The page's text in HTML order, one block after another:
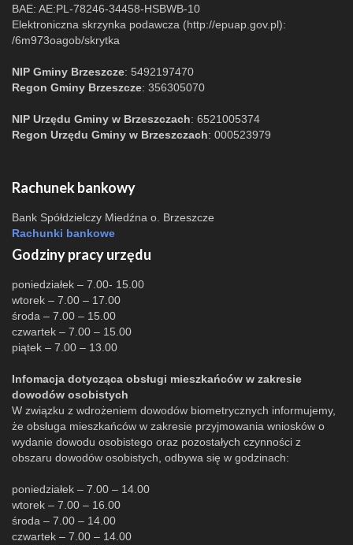
BAE: AE:PL-78246-34458-HSBWB-10
Elektroniczna skrzynka podawcza (http://epuap.gov.pl):
/6m973oagob/skrytka
NIP Gminy Brzeszcze: 5492197470
Regon Gminy Brzeszcze: 356305070
NIP Urzędu Gminy w Brzeszczach: 6521005374
Regon Urzędu Gminy w Brzeszczach: 000523979
Rachunek bankowy
Bank Spółdzielczy Miedźna o. Brzeszcze
Rachunki bankowe
Godziny pracy urzędu
poniedziałek – 7.00- 15.00
wtorek – 7.00 – 17.00
środa – 7.00 – 15.00
czwartek – 7.00 – 15.00
piątek – 7.00 – 13.00
Infomacja dotycząca obsługi mieszkańców w zakresie
dowodów osobistych
W związku z wdrożeniem dowodów biometrycznych informujemy,
że obsługa mieszkańców w zakresie przyjmowania wniosków o
wydanie dowodu osobistego oraz pozostałych czynności z
obszaru dowodów osobistych, odbywa się w godzinach:
poniedziałek – 7.00 – 14.00
wtorek – 7.00 – 16.00
środa – 7.00 – 14.00
czwartek – 7.00 – 14.00